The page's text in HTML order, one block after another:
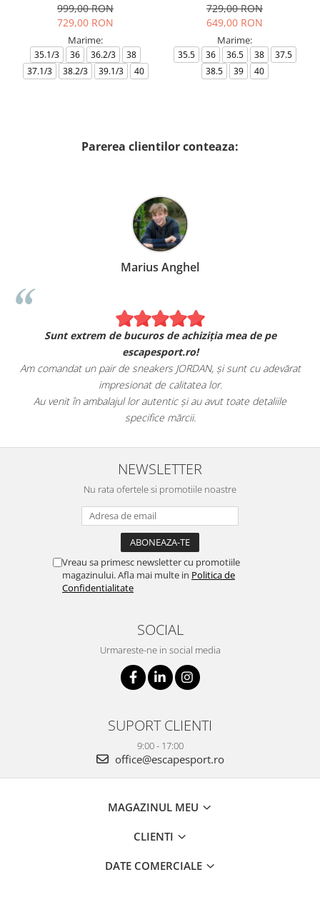
999,00 RON
729,00 RON
Marime:
35.1/3 36 36.2/3
38
37.1/3
38.2/3 39.1/3 40
729,00 RON
649,00 RON
Marime:
35.5 36 36.5 38
37.5
38.5
39 40
Parerea clientilor conteaza:
Marius Anghel
Sunt extrem de bucuros de achiziția mea de pe
escapesport.ro!
Am comandat un pair de sneakers JORDAN, și sunt cu adevărat
impresionat de calitatea lor.
Au venit în ambalajul lor autentic și au avut toate detaliile
specifice mărcii.
NEWSLETTER
Nu rata ofertele si promotiile noastre
Vreau sa primesc newsletter cu promotiile
magazinului. Afla mai multe in Politica de
Confidentialitate
SOCIAL
Urmareste-ne in social media
SUPORT CLIENTI
9:00 - 17:00
office@escapesport.ro
MAGAZINUL MEU
CLIENTI
DATE COMERCIALE